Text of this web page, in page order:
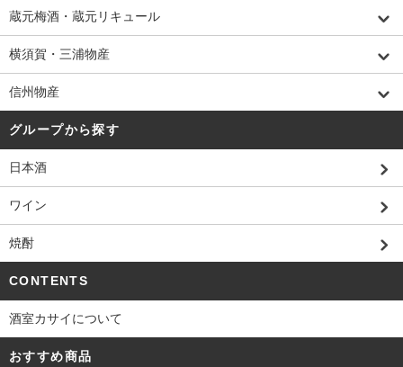
蔵元梅酒・蔵元リキュール
横須賀・三浦物産
信州物産
グループから探す
日本酒
ワイン
焼酎
CONTENTS
酒室カサイについて
おすすめ商品